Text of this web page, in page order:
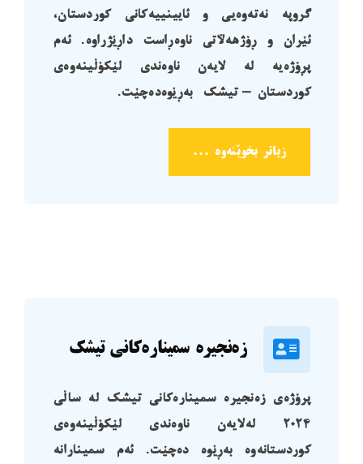
گروپە نەتەوەیی و ئایینییەکانی کوردستان،
ئێران و ڕۆژهەڵاتی ناوەڕاست داڕێژراوە. ئەم
پڕۆژەیە لە لایەن ناوەندی لێکۆڵینەوەی
کوردستان – تیشک بەڕێوەدەچێت.
زیاتر بخوێنەوە ...
زەنجیرە سمینارەکانی تیشک
پرۆژەیزەنجیرە سمینارەکانی تیشک لە ساڵی
٢٠٢٤ لەلایەن ناوەندی لێکۆڵینەوەی
کوردستانەوە بەڕێوە دەچێت. ئەم سمینارانە